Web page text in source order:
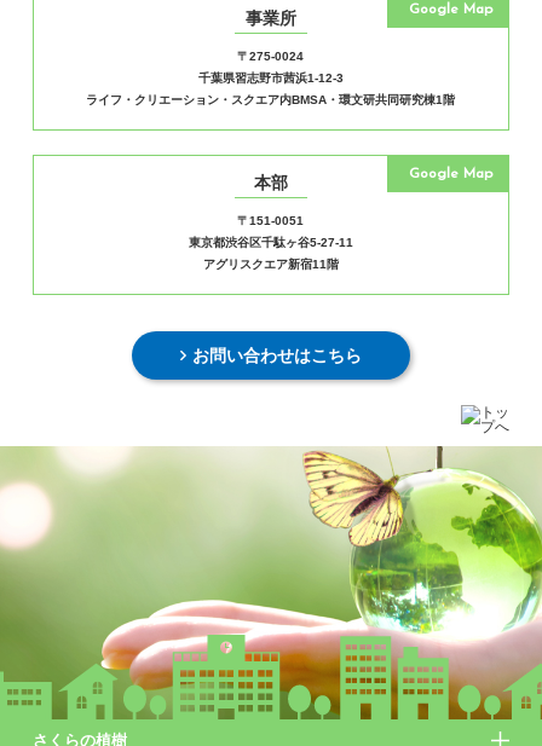
事業所
〒275-0024
千葉県習志野市茜浜1-12-3
ライフ・クリエーション・スクエア内BMSA・環文研共同研究棟1階
Google Map
本部
〒151-0051
東京都渋谷区千駄ヶ谷5-27-11
アグリスクエア新宿11階
Google Map
お問い合わせはこちら
さくらの植樹